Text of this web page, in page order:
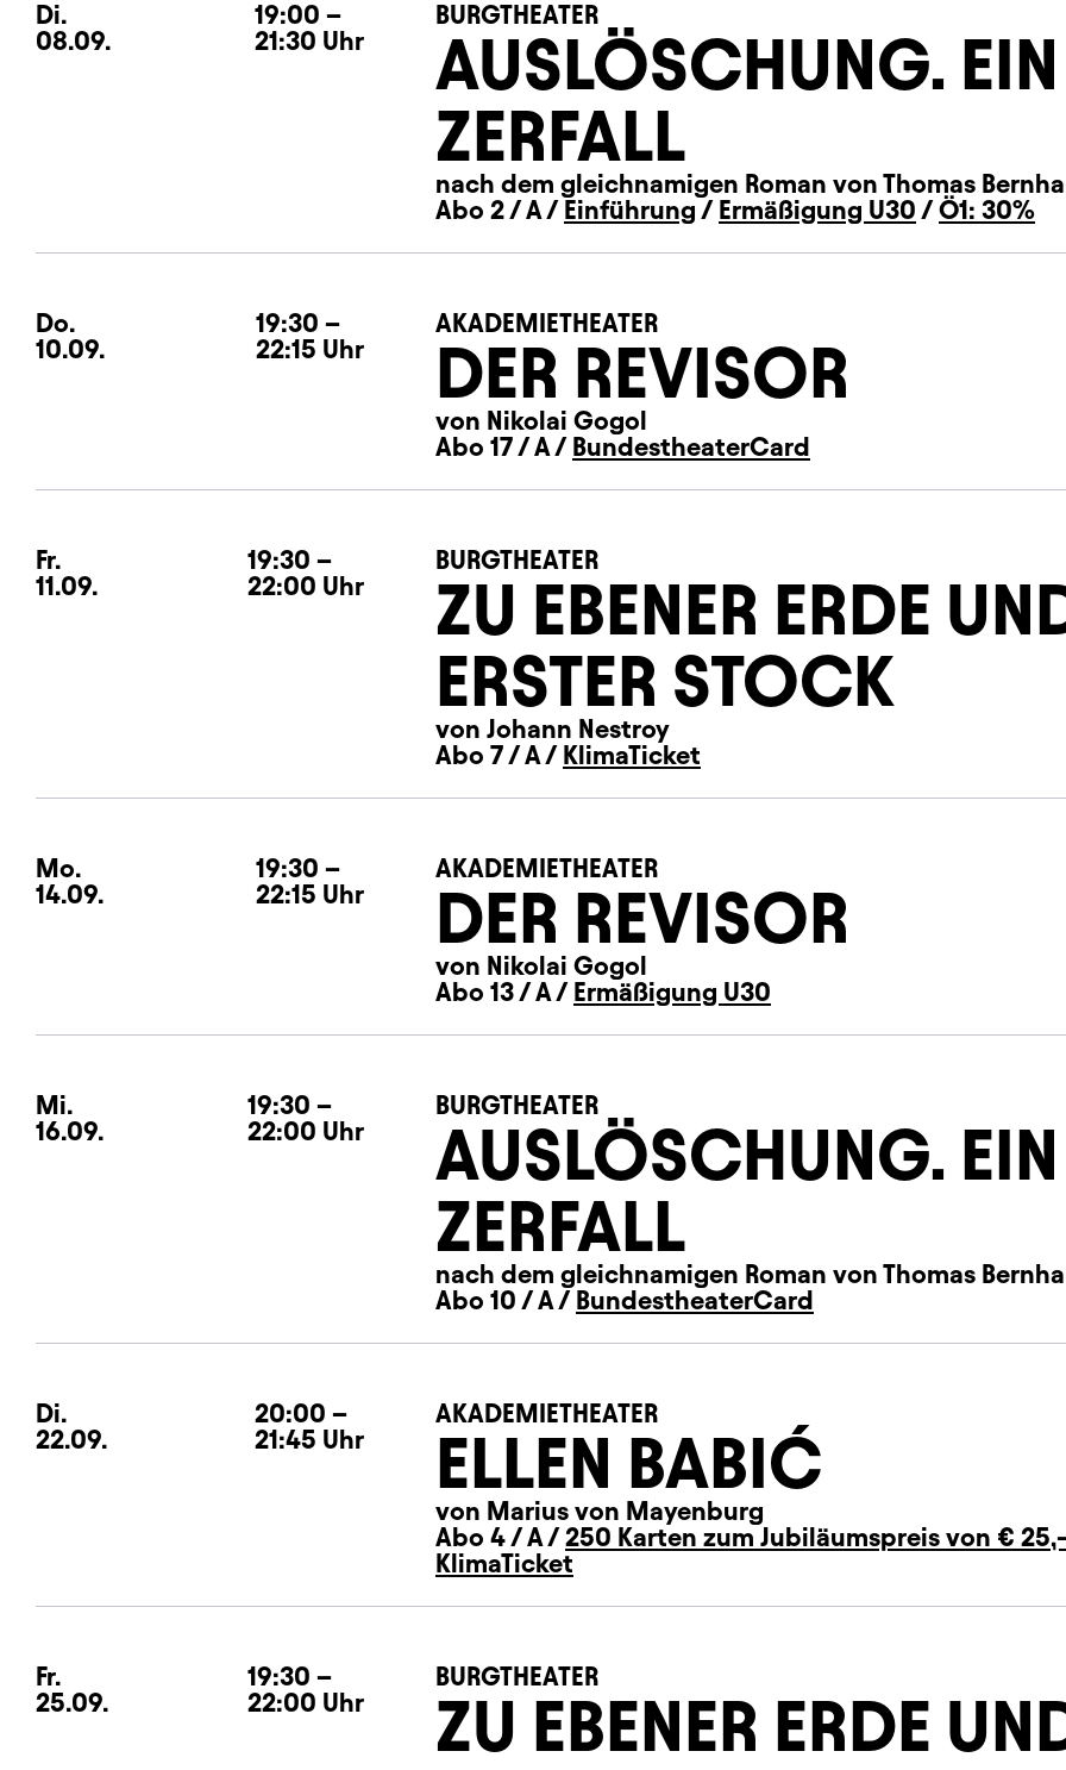
Di.
08.09.
19:00 –
21:30 Uhr
BURGTHEATER
AUSLÖSCHUNG. EIN
ZERFALL
nach dem gleichnamigen Roman von Thomas
Abo 2 / A / Einführung / Ermäßigung U30 /Ö1: 30%
Do.
10.09.
19:30 –
22:15 Uhr
AKADEMIETHEATER
DER REVISOR
von Nikolai Gogol
Abo 17 / A / BundestheaterCard
Fr.
11.09.
19:30 –
22:00 Uhr
BURGTHEATER
ZU EBENER ERDE
ERSTER STOCK
von Johann Nestroy
Abo 7 / A / KlimaTicket
Mo.
14.09.
19:30 –
22:15 Uhr
AKADEMIETHEATER
DER REVISOR
von Nikolai Gogol
Abo 13 / A / Ermäßigung U30
Mi.
16.09.
19:30 –
22:00 Uhr
BURGTHEATER
AUSLÖSCHUNG. EIN
ZERFALL
nach dem gleichnamigen Roman von Thomas
Abo 10 / A / BundestheaterCard
Di.
22.09.
20:00 –
21:45 Uhr
AKADEMIETHEATER
ELLEN BABIĆ
von Marius von Mayenburg
Abo 4 / A /250 Karten zum Jubiläumspreis von € 25,-
KlimaTicket
Fr.
25.09.
19:30 –
22:00 Uhr
BURGTHEATER
ZU EBENER ERDE